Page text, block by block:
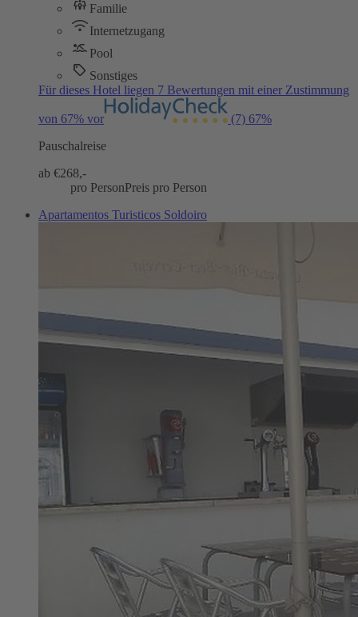
Familie
Internetzugang
Pool
Sonstiges
Für dieses Hotel liegen 7 Bewertungen mit einer Zustimmung
von 67% vor (7) 67%
Pauschalreise
ab €268,-
pro PersonPreis pro Person
Apartamentos Turisticos Soldoiro